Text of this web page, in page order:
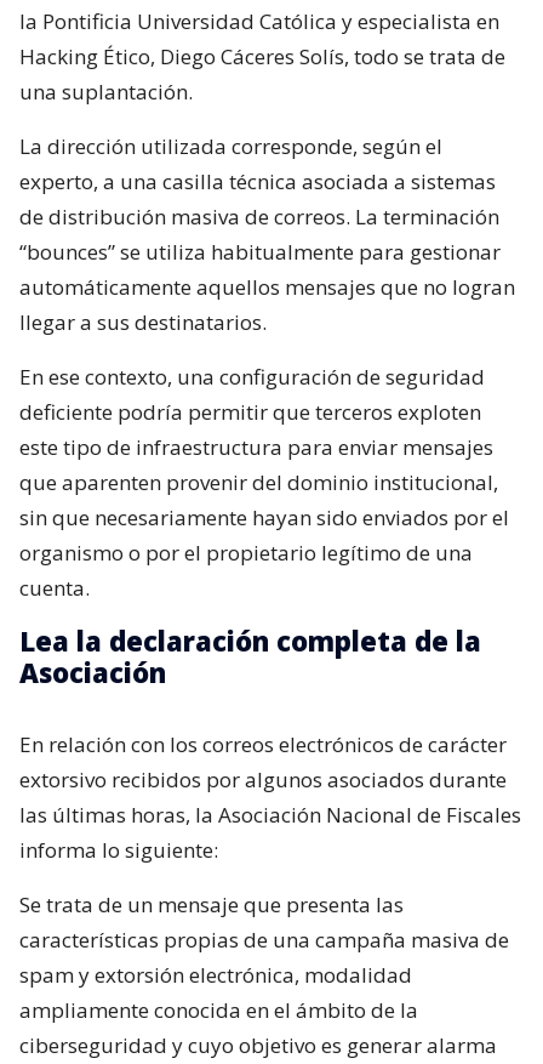
la Pontificia Universidad Católica y especialista en
Hacking Ético, Diego Cáceres Solís, todo se trata de
una suplantación.
La dirección utilizada corresponde, según el
experto, a una casilla técnica asociada a sistemas
de distribución masiva de correos. La terminación
“bounces” se utiliza habitualmente para gestionar
automáticamente aquellos mensajes que no logran
llegar a sus destinatarios.
En ese contexto, una configuración de seguridad
deficiente podría permitir que terceros exploten
este tipo de infraestructura para enviar mensajes
que aparenten provenir del dominio institucional,
sin que necesariamente hayan sido enviados por el
organismo o por el propietario legítimo de una
cuenta.
Lea la declaración completa de la
Asociación
En relación con los correos electrónicos de carácter
extorsivo recibidos por algunos asociados durante
las últimas horas, la Asociación Nacional de Fiscales
informa lo siguiente:
Se trata de un mensaje que presenta las
características propias de una campaña masiva de
spam y extorsión electrónica, modalidad
ampliamente conocida en el ámbito de la
ciberseguridad y cuyo objetivo es generar alarma